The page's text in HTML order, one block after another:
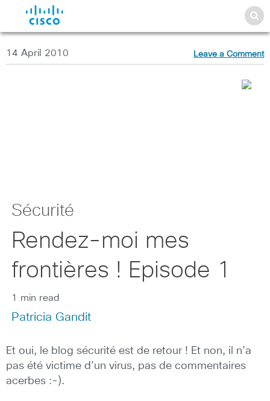
14 April 2010 Leave a Comment
Sécurité
Rendez-moi mes
frontières ! Episode 1
1 min read
Patricia Gandit
Et oui, le blog sécurité est de retour ! Et non, il n’a
pas été victime d’un virus, pas de commentaires
acerbes :-).